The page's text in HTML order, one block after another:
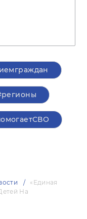
«Единая
На